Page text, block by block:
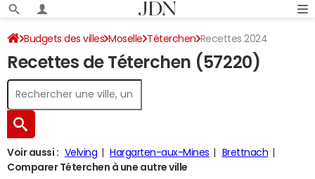
Budgets des villes Moselle Téterchen Recettes 2024
Recettes de Téterchen (57220)
Voir aussi : Velving Hargarten-aux-Mines
Brettnach
Comparer Téterchen à une autre ville